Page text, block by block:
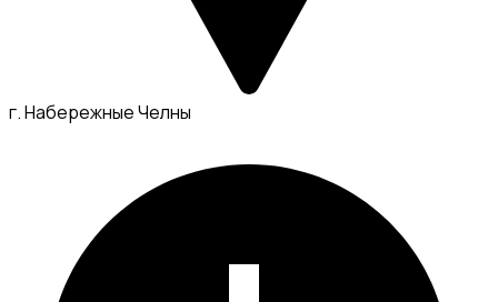
г. Набережные Челны